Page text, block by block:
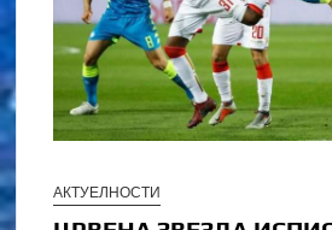
АКТУЕЛНОСТИ